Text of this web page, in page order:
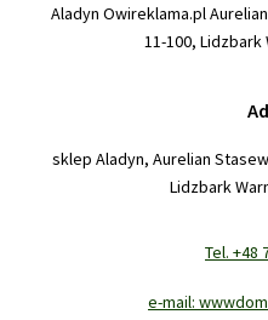
Aladyn Owireklama.pl
11-100, Lidzbark
sklep Aladyn, Aurelian
Lidzbark
Tel. +48
e-mail: